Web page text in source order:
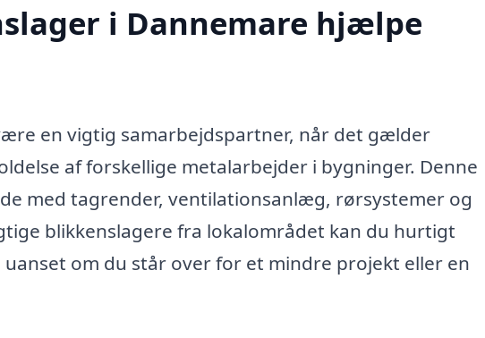
i Dannemare hjælpe
en vigtig samarbejdspartner, når det gælder
af forskellige metalarbejder i bygninger. Denne
med tagrender, ventilationsanlæg, rørsystemer og
blikkenslagere fra lokalområdet kan du hurtigt
om du står over for et mindre projekt eller en